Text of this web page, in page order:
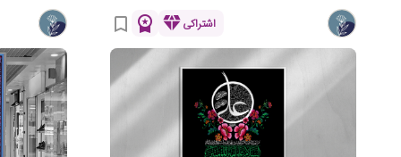
اشتراکیdiamond
workspace_premium
bookmark_border